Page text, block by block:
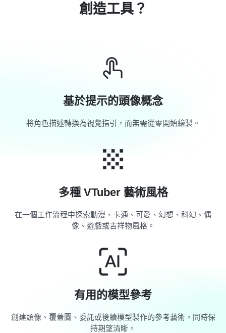
創造工具？
基於提示的頭像概念
將角色描述轉換為視覺指引，而無需從零開始繪製。
多種 VTuber 藝術風格
在一個工作流程中探索動漫、卡通、可愛、幻想、科幻、偶
像、遊戲或吉祥物風格。
有用的模型參考
創建頭像、覆蓋圖、委託或後續模型製作的參考藝術，同時保
持期望清晰。